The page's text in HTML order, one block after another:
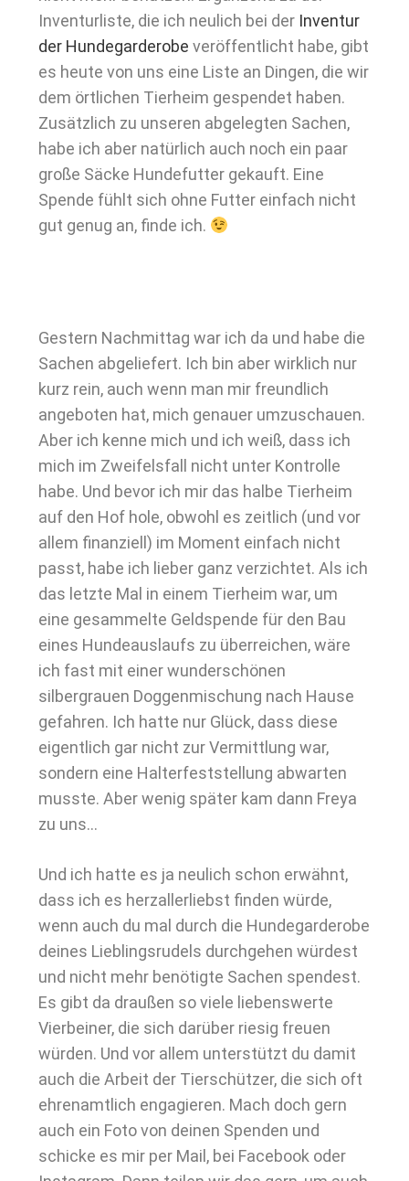
Inventurliste, die ich neulich bei der Inventur
der Hundegarderobe veröffentlicht habe, gibt
es heute von uns eine Liste an Dingen, die wir
dem örtlichen Tierheim gespendet haben.
Zusätzlich zu unseren abgelegten Sachen,
habe ich aber natürlich auch noch ein paar
große Säcke Hundefutter gekauft. Eine
Spende fühlt sich ohne Futter einfach nicht
gut genug an, finde ich.
Gestern Nachmittag war ich da und habe die
Sachen abgeliefert. Ich bin aber wirklich nur
kurz rein, auch wenn man mir freundlich
angeboten hat, mich genauer umzuschauen.
Aber ich kenne mich und ich weiß, dass ich
mich im Zweifelsfall nicht unter Kontrolle
habe. Und bevor ich mir das halbe Tierheim
auf den Hof hole, obwohl es zeitlich (und vor
allem finanziell) im Moment einfach nicht
passt, habe ich lieber ganz verzichtet. Als ich
das letzte Mal in einem Tierheim war, um
eine gesammelte Geldspende für den Bau
eines Hundeauslaufs zu überreichen, wäre
ich fast mit einer wunderschönen
silbergrauen Doggenmischung nach Hause
gefahren. Ich hatte nur Glück, dass diese
eigentlich gar nicht zur Vermittlung war,
sondern eine Halterfeststellung abwarten
musste. Aber wenig später kam dann Freya
zu uns…
Und ich hatte es ja neulich schon erwähnt,
dass ich es herzallerliebst finden würde,
wenn auch du mal durch die Hundegarderobe
deines Lieblingsrudels durchgehen würdest
und nicht mehr benötigte Sachen spendest.
Es gibt da draußen so viele liebenswerte
Vierbeiner, die sich darüber riesig freuen
würden. Und vor allem unterstützt du damit
auch die Arbeit der Tierschützer, die sich oft
ehrenamtlich engagieren. Mach doch gern
auch ein Foto von deinen Spenden und
schicke es mir per Mail, bei Facebook oder